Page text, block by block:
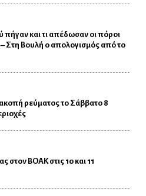
και τι απέδωσαν οι πόροι
Στη Βουλή ο απολογισμός από το
ρεύματος το Σάββατο 8
στον ΒΟΑΚ στις 10 και 11